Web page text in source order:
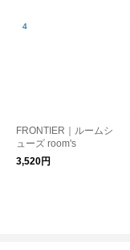
FRONTIER｜ルームシ
ューズ room's
3,520円